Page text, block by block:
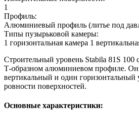
1
Профиль:
Алюминиевый профиль (литье под
Типы пузырьковой камеры:
1 горизонтальная камера 1
Строительный уровень Stabila 81S
Т-образном алюминиевом профиле. Он
вертикальный и один горизонтальный
ровности поверхностей.
Основные характеристики: